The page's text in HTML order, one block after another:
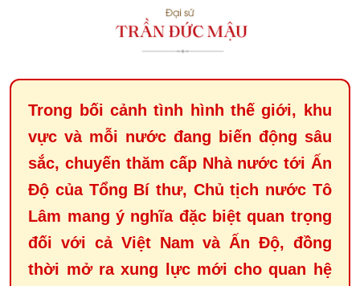
Trong bối cảnh tình hình thế giới, khu
vực và mỗi nước đang biến động sâu
sắc, chuyến thăm cấp Nhà nước tới Ấn
Độ của Tổng Bí thư, Chủ tịch nước Tô
Lâm mang ý nghĩa đặc biệt quan trọng
đối với cả Việt Nam và Ấn Độ, đồng
thời mở ra xung lực mới cho quan hệ